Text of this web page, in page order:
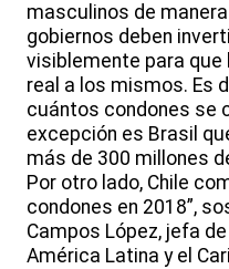
masculinos de
gobiernos deben
visiblemente para que
real a los mismos. Es
cuántos condones se
excepción es Brasil
más de 300 millones
Por otro lado, Chile
condones en 2018”,
Campos López, jefa
América Latina y el